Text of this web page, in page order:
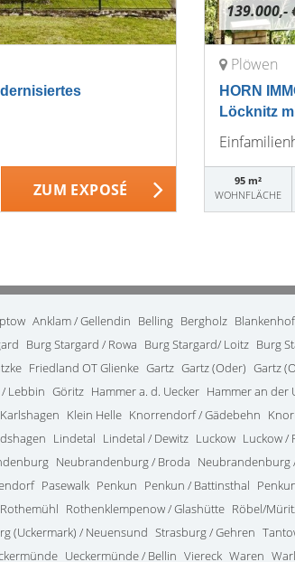
ZUM EXPOSÉ
139.000,-
Plöwen
HORN
Löcknitz
95 m²
WOHNFLÄCHE
Anklam / Gellendin Belling Bergholz Blankenhof
Burg Stargard / Rowa Burg Stargard/ Loitz Burg
Friedland OT Glienke Gartz Gartz (Oder) Gartz
Lebbin Göritz Hammer a. d. Uecker Hammer an der
Karlshagen Klein Helle Knorrendorf / Gädebehn
Lindetal Lindetal / Dewitz Luckow Luckow /
Neubrandenburg / Broda Neubrandenburg
Pasewalk Penkun Penkun / Battinsthal
Rothemühl Rothenklempenow / Glashütte Röbel/
(Uckermark) / Neuensund Strasburg / Gehren
Ueckermünde / Bellin Viereck Waren